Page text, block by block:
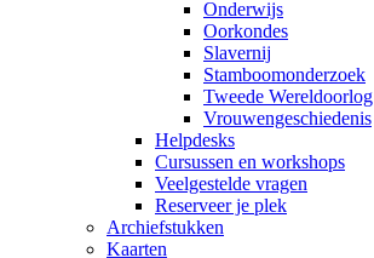
Onderwijs
Oorkondes
Slavernij
Stamboomonderzoek
Tweede Wereldoorlog
Vrouwengeschiedenis
Helpdesks
Cursussen en workshops
Veelgestelde vragen
Reserveer je plek
Archiefstukken
Kaarten